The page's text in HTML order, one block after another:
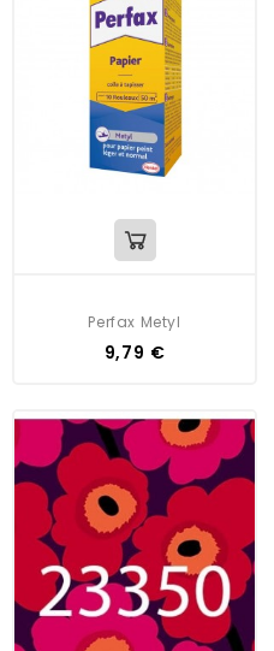
Perfax Metyl
9,79 €